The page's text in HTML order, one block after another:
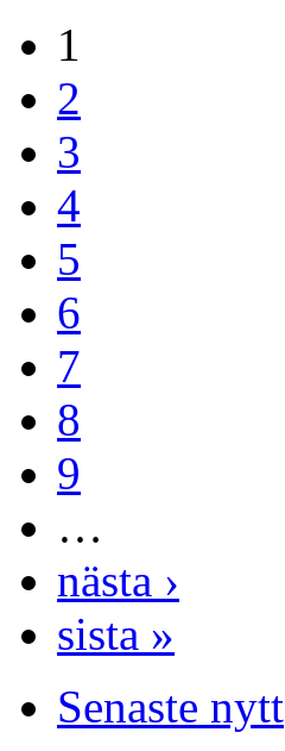
1
2
3
4
5
6
7
8
9
…
nästa ›
sista »
Senaste nytt